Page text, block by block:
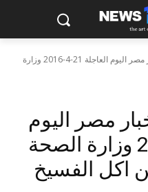
فى شم النسيم: اخبار مصر اليوم العاجلة 21-4-2016 وزارة
مصر اليوم
العاجلة 21-4-2016 وزارة الصحة
اكل الفسيخ